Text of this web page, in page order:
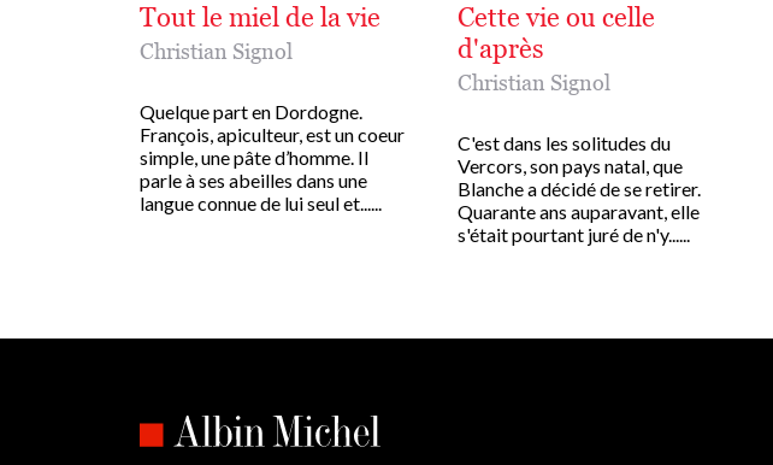
Tout le miel de la vie
Christian Signol
Quelque part en Dordogne.
François, apiculteur, est un coeur
simple, une pâte d’homme. Il
parle à ses abeilles dans une
langue connue de lui seul et......
Cette vie ou celle
d'après
Christian Signol
C'est dans les solitudes du
Vercors, son pays natal, que
Blanche a décidé de se retirer.
Quarante ans auparavant, elle
s'était pourtant juré de n'y......